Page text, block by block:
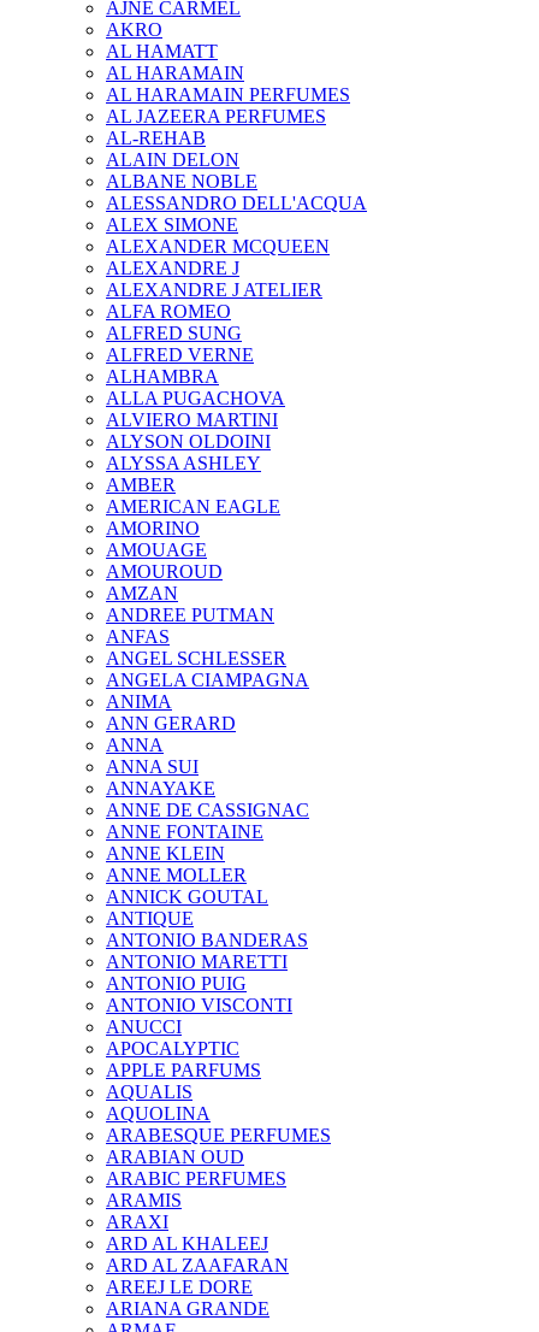
AJNE CARMEL
AKRO
AL HAMATT
AL HARAMAIN
AL HARAMAIN PERFUMES
AL JAZEERA PERFUMES
AL-REHAB
ALAIN DELON
ALBANE NOBLE
ALESSANDRO DELL'ACQUA
ALEX SIMONE
ALEXANDER MCQUEEN
ALEXANDRE J
ALEXANDRE J ATELIER
ALFA ROMEO
ALFRED SUNG
ALFRED VERNE
ALHAMBRA
ALLA PUGACHOVA
ALVIERO MARTINI
ALYSON OLDOINI
ALYSSA ASHLEY
AMBER
AMERICAN EAGLE
AMORINO
AMOUAGE
AMOUROUD
AMZAN
ANDREE PUTMAN
ANFAS
ANGEL SCHLESSER
ANGELA CIAMPAGNA
ANIMA
ANN GERARD
ANNA
ANNA SUI
ANNAYAKE
ANNE DE CASSIGNAC
ANNE FONTAINE
ANNE KLEIN
ANNE MOLLER
ANNICK GOUTAL
ANTIQUE
ANTONIO BANDERAS
ANTONIO MARETTI
ANTONIO PUIG
ANTONIO VISCONTI
ANUCCI
APOCALYPTIC
APPLE PARFUMS
AQUALIS
AQUOLINA
ARABESQUE PERFUMES
ARABIAN OUD
ARABIC PERFUMES
ARAMIS
ARAXI
ARD AL KHALEEJ
ARD AL ZAAFARAN
AREEJ LE DORE
ARIANA GRANDE